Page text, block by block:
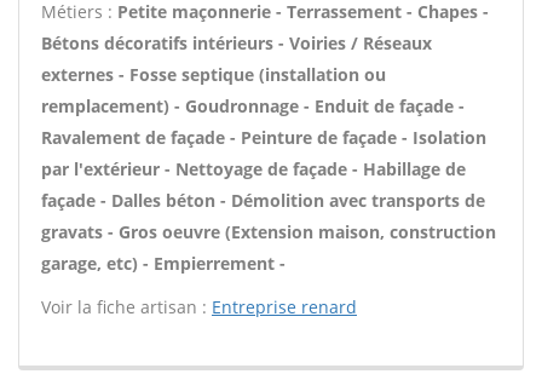
Métiers : Petite maçonnerie - Terrassement - Chapes -
Bétons décoratifs intérieurs - Voiries / Réseaux
externes - Fosse septique (installation ou
remplacement) - Goudronnage - Enduit de façade -
Ravalement de façade - Peinture de façade - Isolation
par l'extérieur - Nettoyage de façade - Habillage de
façade - Dalles béton - Démolition avec transports de
gravats - Gros oeuvre (Extension maison, construction
garage, etc) - Empierrement -
Voir la fiche artisan : Entreprise renard